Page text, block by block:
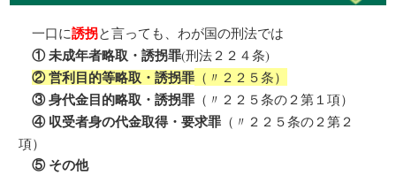
一口に誘拐と言っても、わが国の刑法では
① 未成年者略取・誘拐罪(刑法２２４条)
② 営利目的等略取・誘拐罪 （〃２２５条）
③ 身代金目的略取・誘拐罪 （〃２２５条の２第１項）
④ 収受者身の代金取得・要求罪 （〃２２５条の２第２
項）
⑤ その他